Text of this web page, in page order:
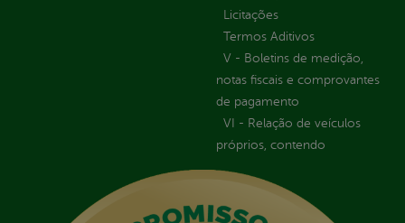
Licitações
Termos Aditivos
V - Boletins de medição,
notas fiscais e comprovantes
de pagamento
VI - Relação de veículos
próprios, contendo